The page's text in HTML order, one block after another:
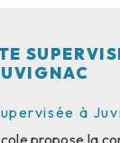
à